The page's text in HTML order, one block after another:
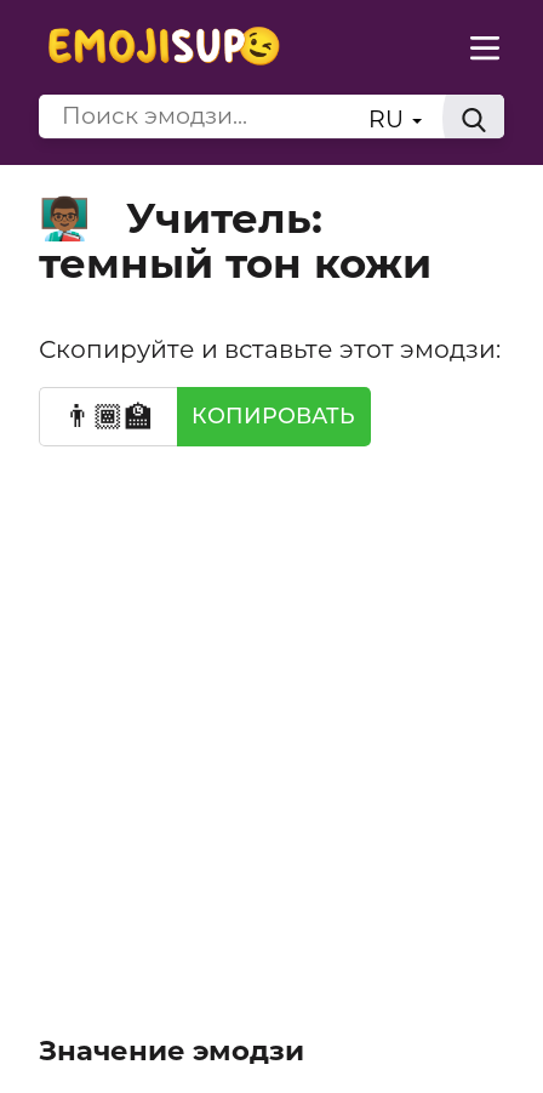
RU
👨🏾‍🏫
Учитель:
темный тон кожи
Скопируйте и вставьте этот эмодзи:
👨🏾‍🏫 КОПИРОВАТЬ
Значение эмодзи